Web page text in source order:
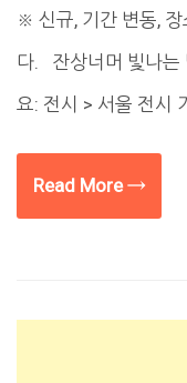
※ 신규, 기간 변동, 장
다. 잔상너머 빛나
요: 전시 > 서울 전시
Read More →